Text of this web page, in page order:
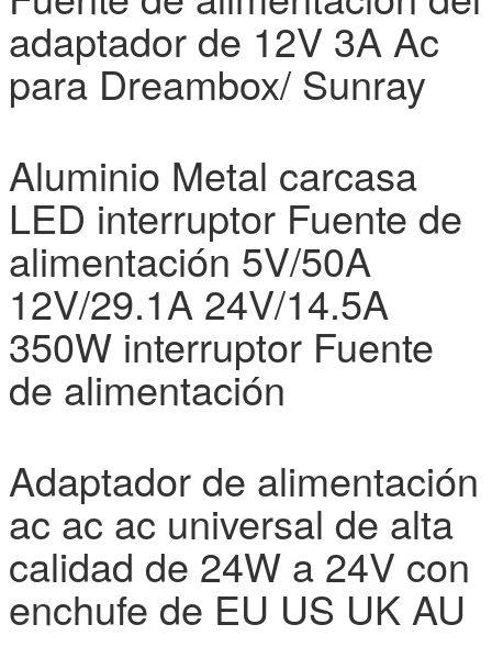
adaptador de 12V 3A Ac
para Dreambox/ Sunray
Aluminio Metal carcasa
LED interruptor Fuente de
alimentación 5V/50A
12V/29.1A 24V/14.5A
350W interruptor Fuente
de alimentación
Adaptador de alimentación
ac ac ac universal de alta
calidad de 24W a 24V con
enchufe de EU US UK AU